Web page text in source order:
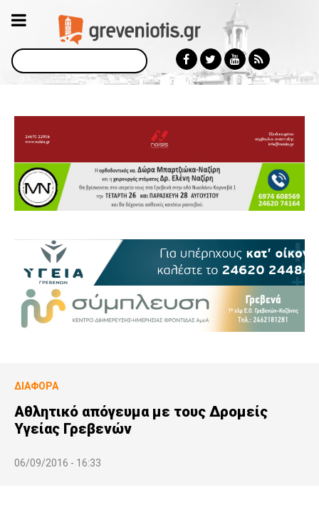
Αναζήτηση
ΔΙΆΦΟΡΑ
Αθλητικό απόγευμα με τους Δρομείς
Υγείας Γρεβενών
06/09/2016 - 16:33